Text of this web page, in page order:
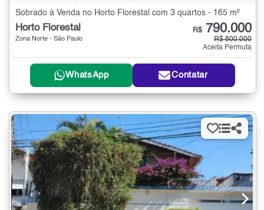
Sobrado à Venda no Horto Florestal com 3 quartos - 165 m²
Horto Florestal
Zona Norte - São Paulo
R$ 790.000
R$ 800.000
Aceita Permuta
WhatsApp Contatar